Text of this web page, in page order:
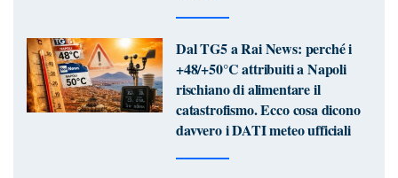
Dal TG5 a Rai News: perché i
+48/+50°C attribuiti a Napoli
rischiano di alimentare il
catastrofismo. Ecco cosa dicono
davvero i DATI meteo ufficiali